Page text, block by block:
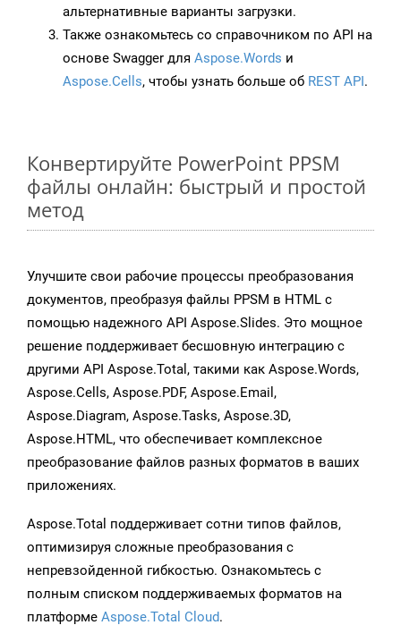
альтернативные варианты загрузки.
Также ознакомьтесь со справочником по API на
основе Swagger для Aspose.Words и
Aspose.Cells, чтобы узнать больше об REST API.
Конвертируйте PowerPoint PPSM
файлы онлайн: быстрый и простой
метод
Улучшите свои рабочие процессы преобразования
документов, преобразуя файлы PPSM в HTML с
помощью надежного API Aspose.Slides. Это мощное
решение поддерживает бесшовную интеграцию с
другими API Aspose.Total, такими как Aspose.Words,
Aspose.Cells, Aspose.PDF, Aspose.Email,
Aspose.Diagram, Aspose.Tasks, Aspose.3D,
Aspose.HTML, что обеспечивает комплексное
преобразование файлов разных форматов в ваших
приложениях.
Aspose.Total поддерживает сотни типов файлов,
оптимизируя сложные преобразования с
непревзойденной гибкостью. Ознакомьтесь с
полным списком поддерживаемых форматов на
платформе Aspose.Total Cloud.